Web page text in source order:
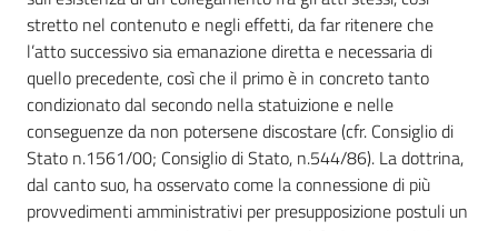
stretto nel contenuto e negli effetti, da far ritenere che
l’atto successivo sia emanazione diretta e necessaria di
quello precedente, così che il primo è in concreto tanto
condizionato dal secondo nella statuizione e nelle
conseguenze da non potersene discostare (cfr. Consiglio di
Stato n.1561/00; Consiglio di Stato, n.544/86). La dottrina,
dal canto suo, ha osservato come la connessione di più
provvedimenti amministrativi per presupposizione postuli un